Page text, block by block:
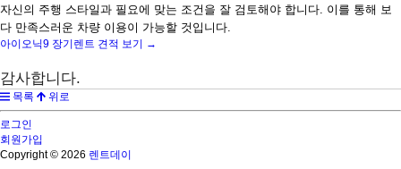
자신의 주행 스타일과 필요에 맞는 조건을 잘 검토해야 합니다. 이를 통해 보
다 만족스러운 차량 이용이 가능할 것입니다.
아이오닉9 장기렌트 견적 보기 →
감사합니다.
목록 위로
로그인
회원가입
Copyright © 2026 렌트데이